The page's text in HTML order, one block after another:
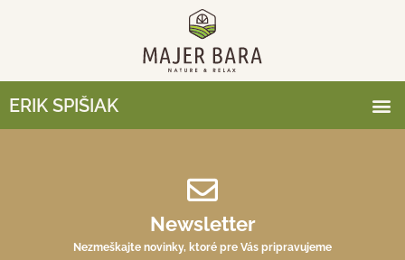
ERIK SPIŠIAK
Newsletter
Nezmeškajte novinky, ktoré pre Vás pripravujeme